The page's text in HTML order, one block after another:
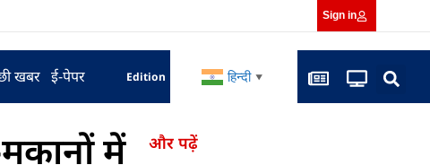
Sign in
खबर ई-पेपर Edition हिन्दी ▼
में
और पढ़ें